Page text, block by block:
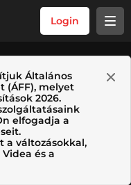
Login
Általános
(ÁFF), melyet
2026.
elfogadja a
a változásokkal,
és a